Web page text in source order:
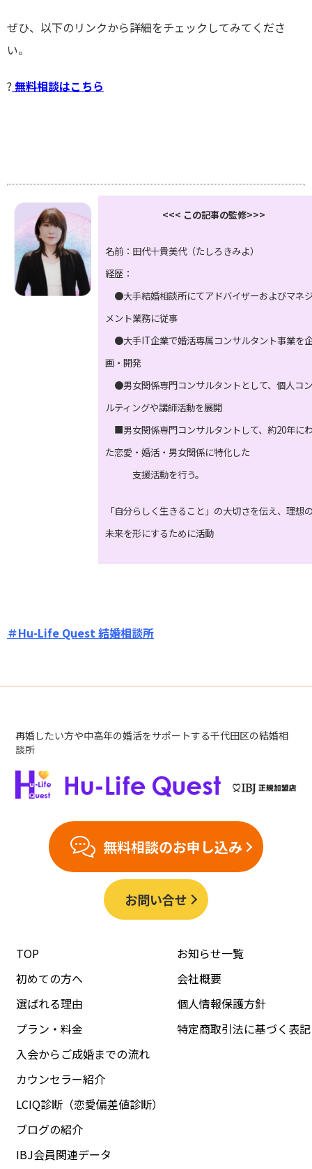
ぜひ、以下のリンクから詳細をチェックしてみてくださ
い。
? 無料相談はこちら
<<< この記事の監修>>>
名前：田代十貴美代（たしろきみよ）
経歴：
●大手結婚相談所にてアドバイザーおよびマネ
メント業務に従事
●大手IT企業で婚活専属コンサルタント事業を
画・開発
●男女関係専門コンサルタントとして、個人コ
ルティングや講師活動を展開
■男女関係専門コンサルタントして、約20年に
た恋愛・婚活・男女関係に特化した
支援活動を行う。
「自分らしく生きること」の大切さを伝え、理想
未来を形にするために活動
＃Hu-Life Quest 結婚相談所
再婚したい方や中高年の婚活をサポートする千代田区の結婚相
談所
無料相談のお申し込み
お問い合せ
TOP
初めての方へ
選ばれる理由
プラン・料金
入会からご成婚までの流れ
カウンセラー紹介
LCIQ診断（恋愛偏差値診断）
ブログの紹介
IBJ会員関連データ
お知らせ一覧
会社概要
個人情報保護方針
特定商取引法に基づく表記